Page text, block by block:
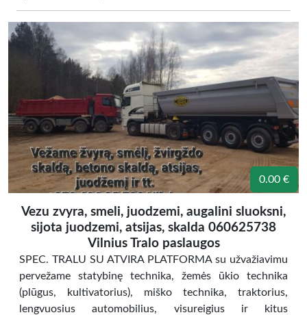
0.00 €
Vezu zvyra, smeli, juodzemi, augalini sluoksni,
sijota juodzemi, atsijas, skalda 060625738
Vilnius Tralo paslaugos
SPEC. TRALU SU ATVIRA PLATFORMA su užvažiavimu
pervežame statybinę technika, žemės ūkio technika
(plūgus, kultivatorius), miško technika, traktorius,
lengvuosius automobilius, visureigius ir kitus